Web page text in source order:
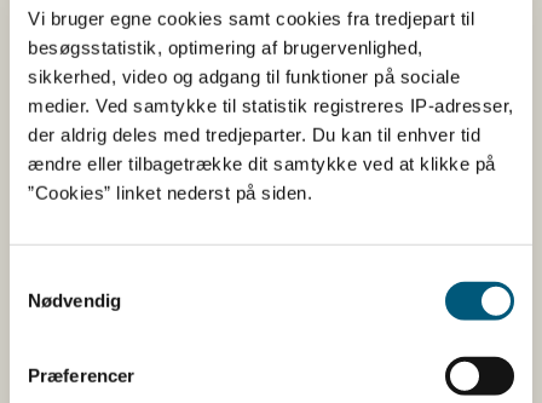
Vi bruger egne cookies samt cookies fra tredjepart til
besøgsstatistik, optimering af brugervenlighed,
sikkerhed, video og adgang til funktioner på sociale
medier. Ved samtykke til statistik registreres IP-adresser,
der aldrig deles med tredjeparter. Du kan til enhver tid
ændre eller tilbagetrække dit samtykke ved at klikke på
”Cookies” linket nederst på siden.
Nødvendig
Præferencer
Levende fisk bør ikke opbevares i havnebassiner,
marinaer, tæt på spildevandsudløb og tæt på andre
steder, hvor der kan være risiko for kemiske eller
mikrobiologiske kontamineringer fra f.eks. bundmaling
på fartøjer og udtømte spildevandsbeholdere. Hvis
virksomheden vil have fisk i hyttefad i havnebassin eller i
vand fra havnen, skal virksomheden forholde sig til
fødevare.
Fartøjer skal sikre, at vandindtag til rent vand placeres,
Hygiejneforordningen, artikel 2, stk. 1, litra h) og i)